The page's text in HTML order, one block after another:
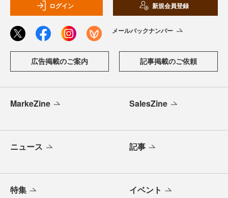
ログイン 新規会員登録
メールバックナンバー
広告掲載のご案内 記事掲載のご依頼
MarkeZine SalesZine
ニュース 記事
特集 イベント